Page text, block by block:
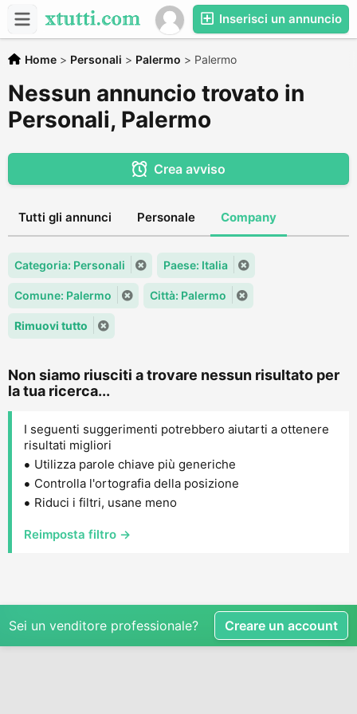
Inserisci un annuncio
Home > Personali > Palermo > Palermo
Nessun annuncio trovato in
Personali, Palermo
Crea avviso
Tutti gli annunci Personale Company
Categoria: Personali Paese: Italia
Comune: Palermo Città: Palermo
Rimuovi tutto
Non siamo riusciti a trovare nessun risultato per
la tua ricerca...
I seguenti suggerimenti potrebbero aiutarti a ottenere
risultati migliori
Utilizza parole chiave più generiche
Controlla l'ortografia della posizione
Riduci i filtri, usane meno
Reimposta filtro →
Sei un venditore professionale? Creare un account